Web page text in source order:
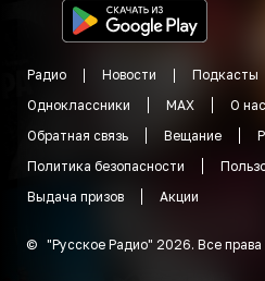
Радио Новости Подкасты
Одноклассники
MAX О нас
Обратная связь
Вещание
Политика безопасности
Выдача призов
Акции
© "Русское Радио" 2026. Все